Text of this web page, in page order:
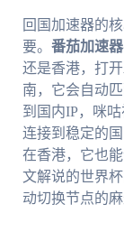
回国加速器的
要。 番茄加速器
还是香港，打
南，它会自动
到国内IP，咪
连接到稳定的
在香港，它也
文解说的世界
动切换节点的